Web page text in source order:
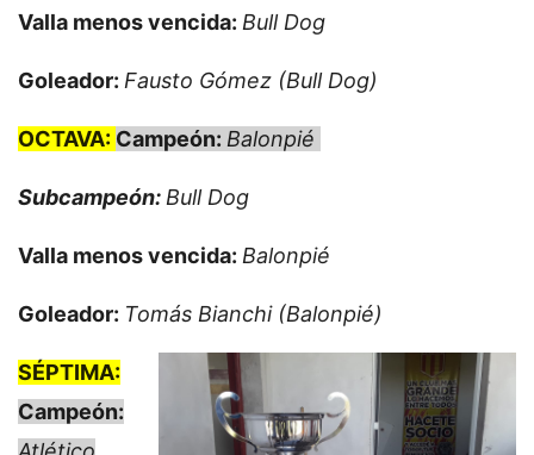
Valla menos vencida: Bull Dog
Goleador: Fausto Gómez (Bull Dog)
OCTAVA: Campeón: Balonpié
Subcampeón:Bull Dog
Valla menos vencida: Balonpié
Goleador: Tomás Bianchi (Balonpié)
SÉPTIMA:
Campeón: